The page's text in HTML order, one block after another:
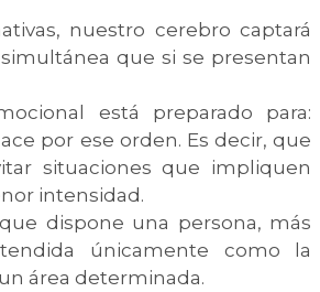
nuestro cerebro captará
que si se presentan
está preparado para:
por ese orden. Es decir, que
situaciones que impliquen
intensidad.
dispone una persona, más
únicamente como la
área determinada.